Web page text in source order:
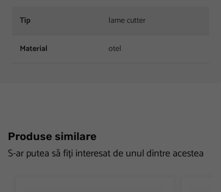
Tip lame cutter
Material otel
Produse similare
S-ar putea să fiți interesat de unul dintre acestea